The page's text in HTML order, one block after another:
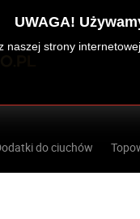
do ciuchów
UWAGA!
naszej strony